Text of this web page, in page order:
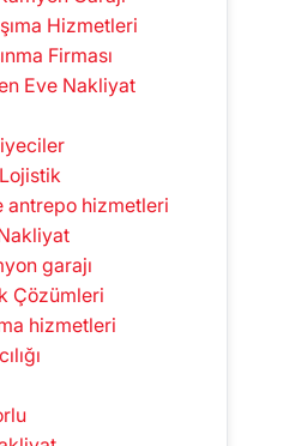
Hizmetleri
Firması
Eve Nakliyat
antrepo hizmetleri
garajı
Çözümleri
hizmetleri